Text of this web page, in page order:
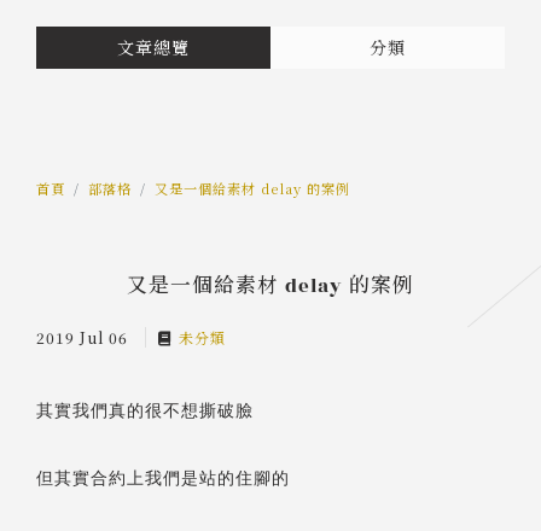
預約服務
影像紀錄
我的作品
文章總覽 分類
首頁 部落格 又是一個給素材 delay 的案例
又是一個給素材 delay 的案例
2019 Jul 06 未分類
其實我們真的很不想撕破臉
但其實合約上我們是站的住腳的